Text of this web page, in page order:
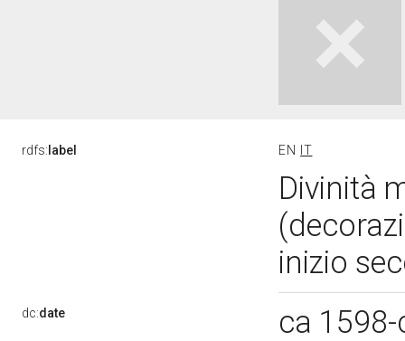
rdfs: label EN IT
Divinità
inizio
dc:date ca